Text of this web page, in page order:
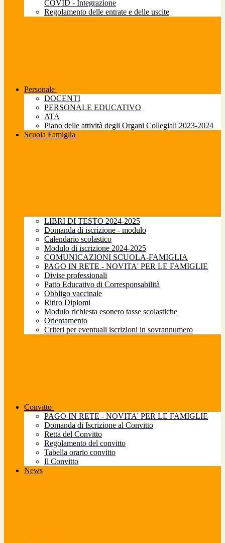
COVID - Integrazione
Regolamento delle entrate e delle uscite
Personale
DOCENTI
PERSONALE EDUCATIVO
ATA
Piano delle attività degli Organi Collegiali 2023-2024
Scuola Famiglia
LIBRI DI TESTO 2024-2025
Domanda di iscrizione - modulo
Calendario scolastico
Modulo di iscrizione 2024-2025
COMUNICAZIONI SCUOLA-FAMIGLIA
PAGO IN RETE - NOVITA' PER LE FAMIGLIE
Divise professionali
Patto Educativo di Corresponsabilità
Obbligo vaccinale
Ritiro Diplomi
Modulo richiesta esonero tasse scolastiche
Orientamento
Criteri per eventuali iscrizioni in sovrannumero
Convitto
PAGO IN RETE - NOVITA' PER LE FAMIGLIE
Domanda di Iscrizione al Convitto
Retta del Convitto
Regolamento del convitto
Tabella orario convitto
Il Convitto
News